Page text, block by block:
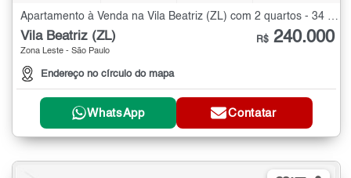
Apartamento à Venda na Vila Beatriz (ZL) com 2 quartos - 34 m²
Vila Beatriz (ZL)
Zona Leste - São Paulo
Endereço no círculo do mapa
R$ 240.000
WhatsApp Contatar